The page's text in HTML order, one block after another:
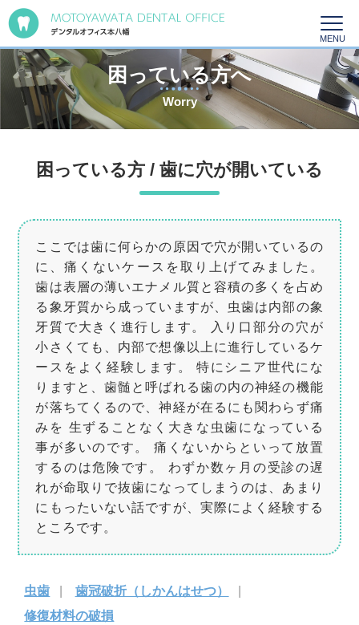
困っている方へ
Worry
困っている方 / 歯に穴が開いている
ここでは歯に何らかの原因で穴が開いているの
に、痛くないケースを取り上げてみました。
歯は表層の薄いエナメル質と容積の多くを占め
る象牙質から成っていますが、虫歯は内部の象
牙質で大きく進行します。 入り口部分の穴が
小さくても、内部で想像以上に進行しているケ
ースをよく経験します。 特にシニア世代にな
りますと、歯髄と呼ばれる歯の内の神経の機能
が落ちてくるので、神経が在るにも関わらず痛
みを 生ずることなく大きな虫歯になっている
事が多いのです。 痛くないからといって放置
するのは危険です。 わずか数ヶ月の受診の遅
れが命取りで抜歯になってしまうのは、あまり
にもったいない話ですが、実際によく経験する
ところです。
虫歯
歯冠破折（しかんはせつ）
修復材料の破損